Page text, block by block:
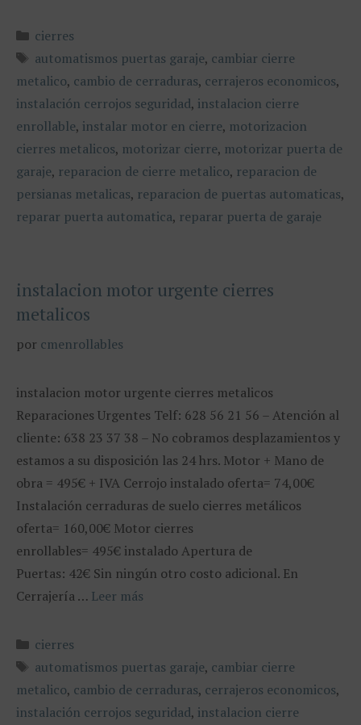
Categorías
cierres
Etiquetas
automatismos puertas garaje, cambiar cierre
metalico, cambio de cerraduras, cerrajeros economicos,
instalación cerrojos seguridad, instalacion cierre
enrollable, instalar motor en cierre, motorizacion
cierres metalicos, motorizar cierre, motorizar puerta de
garaje, reparacion de cierre metalico, reparacion de
persianas metalicas, reparacion de puertas automaticas,
reparar puerta automatica, reparar puerta de garaje
instalacion motor urgente cierres
metalicos
por cmenrollables
instalacion motor urgente cierres metalicos
Reparaciones Urgentes Telf: 628 56 21 56 – Atención al
cliente: 638 23 37 38 – No cobramos desplazamientos y
estamos a su disposición las 24 hrs. Motor + Mano de
obra = 495€ + IVA Cerrojo instalado oferta= 74,00€
Instalación cerraduras de suelo cierres metálicos
oferta= 160,00€ Motor cierres
enrollables= 495€ instalado Apertura de
Puertas: 42€ Sin ningún otro costo adicional. En
Cerrajería … Leer más
Categorías
cierres
Etiquetas
automatismos puertas garaje, cambiar cierre
metalico, cambio de cerraduras, cerrajeros economicos,
instalación cerrojos seguridad, instalacion cierre